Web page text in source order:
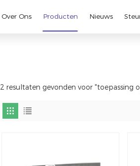
Over Ons Producten Nieuws
2 resultaten gevonden voor "toepassing